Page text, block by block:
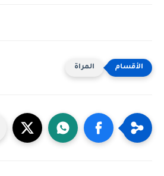
المراة